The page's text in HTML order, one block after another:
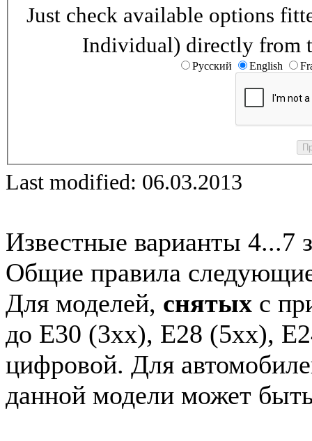
Just check available options
Individual) directly from
Русский English
Last modified: 06.03.2013
Известные варианты 4...7
Общие правила
Для моделей, снятых с
до E30 (3xx), E28 (5xx),
цифровой. Для
данной модели может